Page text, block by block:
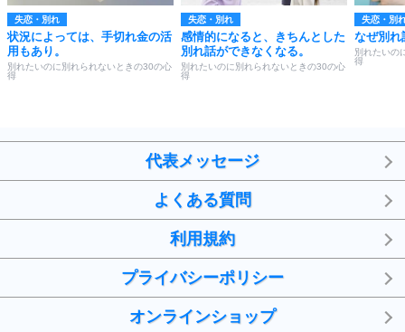
失恋・別れ
状況によっては、手切れ金の活
用もあり。
別れたいのに別れられないときの30の心
得
失恋・別れ
感情的になると、きちんとした
別れ話ができなくなる。
別れたいのに別れられないときの30の心
得
失恋・別
なぜ別れ
別れたいの
得
代表メッセージ
よくある質問
利用規約
プライバシーポリシー
オンラインショップ